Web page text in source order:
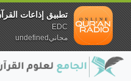
تطبيق إذاعات
EDC
مجانيundefined